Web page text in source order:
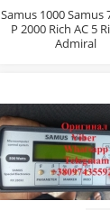
Samus 1000 Samus
P 2000 Rich AC 5
Admiral